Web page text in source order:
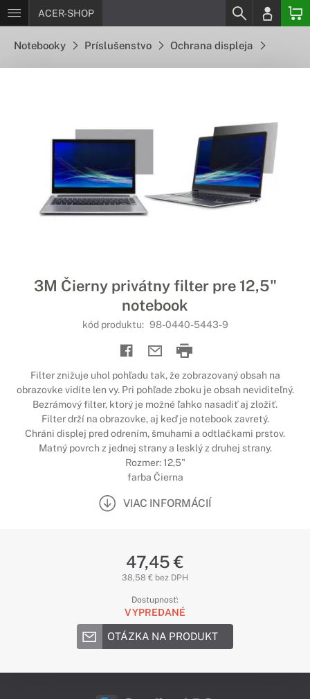
ACER-SHOP
Notebooky Príslušenstvo Ochrana displeja
3M Čierny privátny filter pre 12,5"
notebook
kód produktu: 98-0440-5443-9
Filter znižuje uhol pohľadu tak, že zobrazovaný obsah na
obrazovke vidíte len vy. Pri pohľade zboku je obsah neviditeľný.
Bezrámový filter, ktorý je možné ľahko nasadiť aj zložiť.
Filter drží na obrazovke, aj keď je notebook zavretý.
Chráni displej pred odrením, šmuhami a odtlačkami prstov.
Matný povrch z jednej strany a lesklý z druhej strany.
Rozmer: 12,5"
farba Čierna
VIAC INFORMÁCIÍ
47,45 €
38,58 € bez DPH
Dostupnosť:
VYPREDANÉ
OTÁZKA NA PRODUKT